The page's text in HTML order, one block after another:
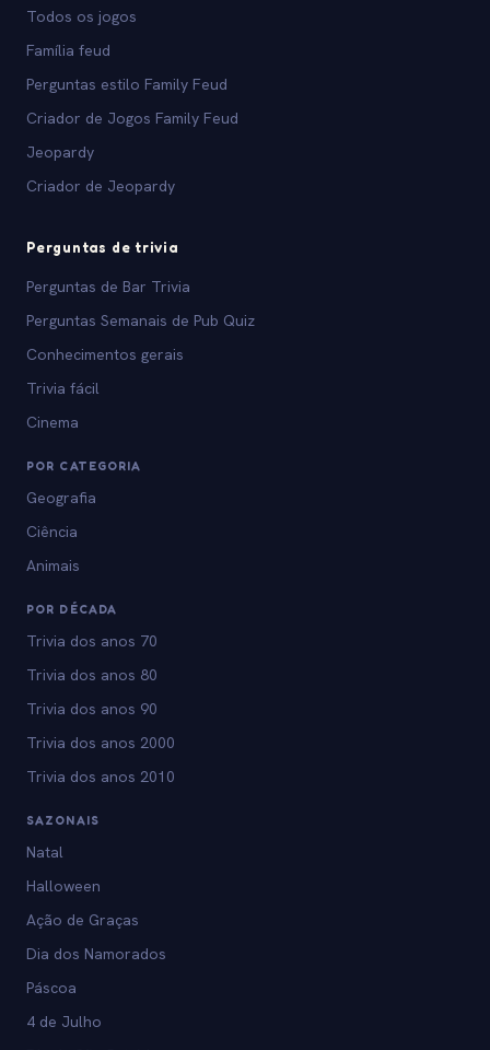
Todos os jogos
Família feud
Perguntas estilo Family Feud
Criador de Jogos Family Feud
Jeopardy
Criador de Jeopardy
Perguntas de trivia
Perguntas de Bar Trivia
Perguntas Semanais de Pub Quiz
Conhecimentos gerais
Trivia fácil
Cinema
POR CATEGORIA
Geografia
Ciência
Animais
POR DÉCADA
Trivia dos anos 70
Trivia dos anos 80
Trivia dos anos 90
Trivia dos anos 2000
Trivia dos anos 2010
SAZONAIS
Natal
Halloween
Ação de Graças
Dia dos Namorados
Páscoa
4 de Julho